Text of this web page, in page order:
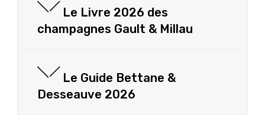
Le Livre 2026 des
champagnes Gault & Millau
Le Guide Bettane &
Desseauve 2026